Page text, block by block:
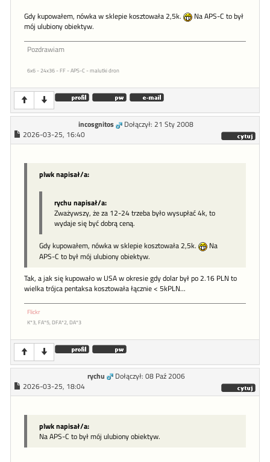
Gdy kupowałem, nówka w sklepie kosztowała 2,5k.
Na APS-C to był
mój ulubiony obiektyw.
Pozdrawiam
6x6 - 24x36 - FF - APS-C - malutki dron
incosgnitos
Dołączył: 21 Sty 2008
2026-03-25, 16:40
plwk napisał/a:
rychu napisał/a:
Zważywszy, że za 12-24 trzeba było wysupłać 4k, to
wydaje się być dobrą ceną.
Gdy kupowałem, nówka w sklepie kosztowała 2,5k.
Na
APS-C to był mój ulubiony obiektyw.
Tak, a jak się kupowało w USA w okresie gdy dolar był po 2.16 PLN to
wielka trójca pentaksa kosztowała łącznie < 5kPLN...
Flickr
K*3, FA*5, DFA*2, DA*3
rychu
Dołączył: 08 Paź 2006
2026-03-25, 18:04
plwk napisał/a:
Na APS-C to był mój ulubiony obiektyw.